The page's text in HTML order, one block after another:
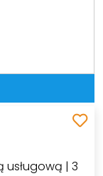
usługową | 3